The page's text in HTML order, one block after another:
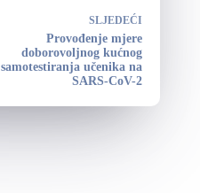
SLJEDEĆI
Provođenje mjere
doborovoljnog kućnog
samotestiranja učenika na
SARS-CoV-2